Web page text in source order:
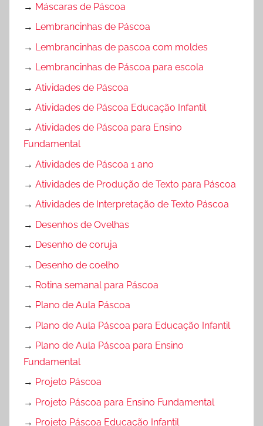
→ Máscaras de Páscoa
→ Lembrancinhas de Páscoa
→ Lembrancinhas de pascoa com moldes
→ Lembrancinhas de Páscoa para escola
→ Atividades de Páscoa
→ Atividades de Páscoa Educação Infantil
→ Atividades de Páscoa para Ensino
Fundamental
→ Atividades de Páscoa 1 ano
→ Atividades de Produção de Texto para Páscoa
→ Atividades de Interpretação de Texto Páscoa
→ Desenhos de Ovelhas
→ Desenho de coruja
→ Desenho de coelho
→ Rotina semanal para Páscoa
→ Plano de Aula Páscoa
→ Plano de Aula Páscoa para Educação Infantil
→ Plano de Aula Páscoa para Ensino
Fundamental
→ Projeto Páscoa
→ Projeto Páscoa para Ensino Fundamental
→ Projeto Páscoa Educação Infantil